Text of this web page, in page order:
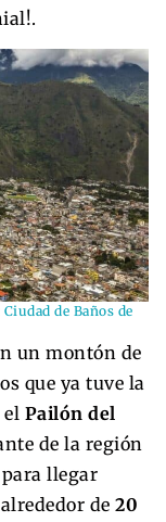
Ciudad de Baños de
un montón de
que ya tuve la
Pailón del
de la región
llegar
de 20